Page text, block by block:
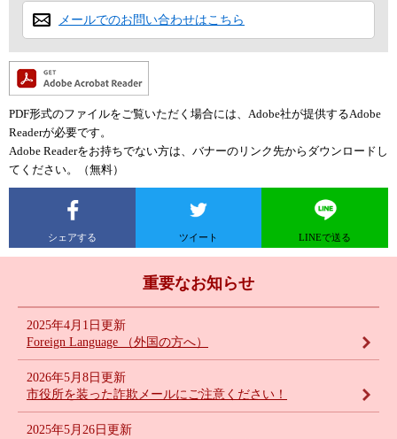
メールでのお問い合わせはこちら
PDF形式のファイルをご覧いただく場合には、Adobe社が提供するAdobe
Readerが必要です。
Adobe Readerをお持ちでない方は、バナーのリンク先からダウンロードし
てください。（無料）
シェアする ツイート LINEで送る
重要なお知らせ
Foreign Language （外国の方へ）
2025年4月1日更新
市役所を装った詐欺メールにご注意ください！
2026年5月8日更新
2025年5月26日更新